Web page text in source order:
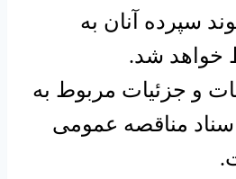
سپرده آنان به
خواهد شد.
و جزئیات مربوط به
مناقصه عمومی